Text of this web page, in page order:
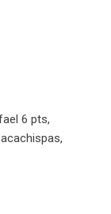
6 pts,